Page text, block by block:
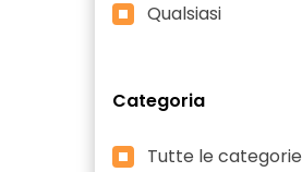
Qualsiasi
Categoria
Tutte le categorie